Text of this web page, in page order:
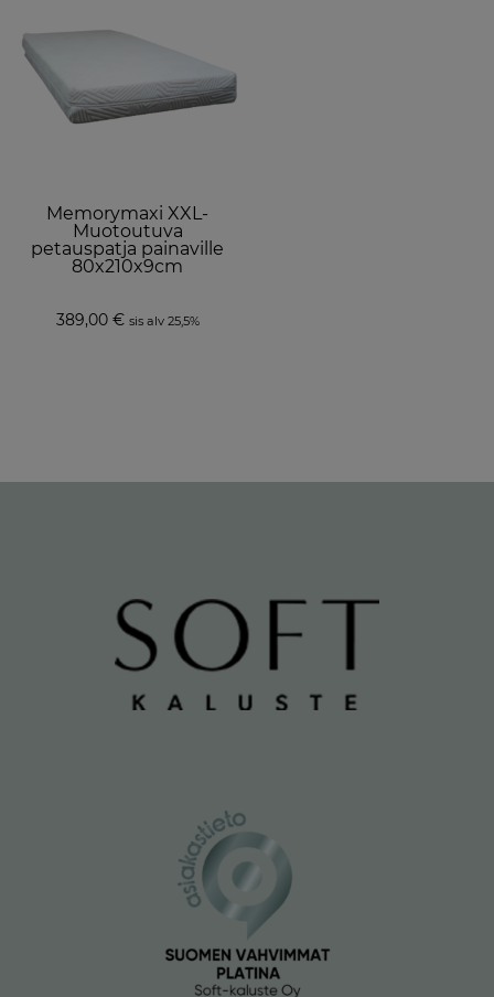
Memorymaxi XXL-
Muotoutuva
petauspatja painaville
80x210x9cm
389,00 € sis alv 25,5%